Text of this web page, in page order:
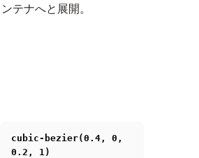
テナへと展開。
cubic-bezier(0.4, 0,
0.2, 1)